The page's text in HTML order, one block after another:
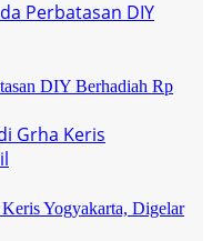
DIY Berhadiah Rp
Yogyakarta, Digelar